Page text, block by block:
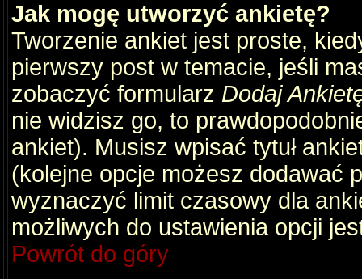
Jak mogę utworzyć ankietę?
Tworzenie ankiet jest proste,
pierwszy post w temacie, jeśli
zobaczyć formularz Dodaj
nie widzisz go, to
ankiet). Musisz wpisać tytuł
(kolejne opcje możesz dodawać
wyznaczyć limit czasowy dla
możliwych do ustawienia opcji
Powrót do góry